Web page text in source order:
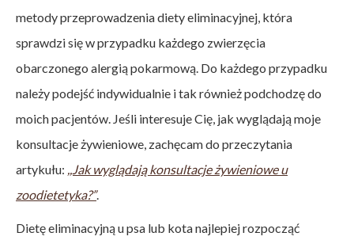
metody przeprowadzenia diety eliminacyjnej, która
sprawdzi się w przypadku każdego zwierzęcia
obarczonego alergią pokarmową. Do każdego przypadku
należy podejść indywidualnie i tak również podchodzę do
moich pacjentów. Jeśli interesuje Cię, jak wyglądają moje
konsultacje żywieniowe, zachęcam do przeczytania
artykułu: ,,Jak wyglądają konsultacje żywieniowe u
zoodietetyka?”.
Dietę eliminacyjną u psa lub kota najlepiej rozpocząć